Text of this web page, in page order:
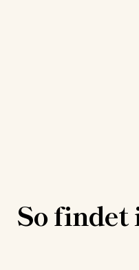
So findet